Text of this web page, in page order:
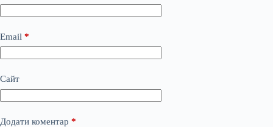
Email *
Сайт
Додати коментар *